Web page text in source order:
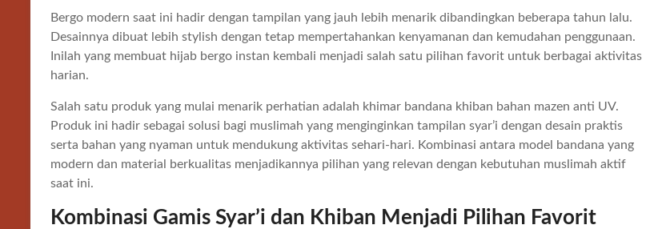
Bergo modern saat ini hadir dengan tampilan yang jauh lebih menarik dibandingkan beberapa tahun lalu.
Desainnya dibuat lebih stylish dengan tetap mempertahankan kenyamanan dan kemudahan penggunaan.
Inilah yang membuat hijab bergo instan kembali menjadi salah satu pilihan favorit untuk berbagai aktivitas
harian.
Salah satu produk yang mulai menarik perhatian adalah khimar bandana khiban bahan mazen anti UV.
Produk ini hadir sebagai solusi bagi muslimah yang menginginkan tampilan syar’i dengan desain praktis
serta bahan yang nyaman untuk mendukung aktivitas sehari-hari. Kombinasi antara model bandana yang
modern dan material berkualitas menjadikannya pilihan yang relevan dengan kebutuhan muslimah aktif
saat ini.
Kombinasi Gamis Syar’i dan Khiban Menjadi Pilihan Favorit